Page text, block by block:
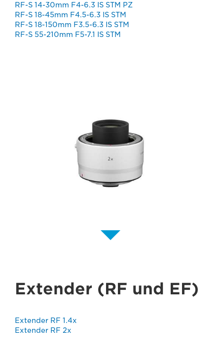
RF-S 14-30mm F4-6.3 IS STM PZ
RF-S 18-45mm F4.5-6.3 IS STM
RF-S 18-150mm F3.5-6.3 IS STM
RF-S 55-210mm F5-7.1 IS STM
Extender (RF und EF)
Extender RF 1.4x
Extender RF 2x